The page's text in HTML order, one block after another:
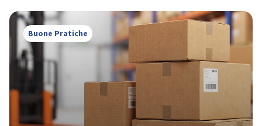
Buone Pratiche